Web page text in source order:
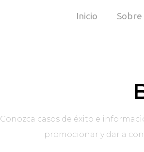
Inicio Sobre
Conozca casos de éxito e
promocionar y dar a